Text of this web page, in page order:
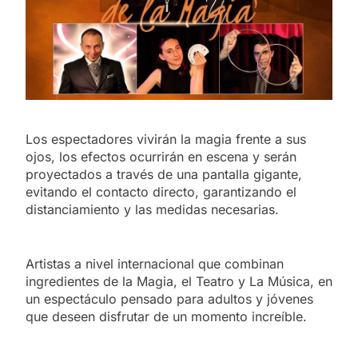
Los espectadores vivirán la magia frente a sus
ojos, los efectos ocurrirán en escena y serán
proyectados a través de una pantalla gigante,
evitando el contacto directo, garantizando el
distanciamiento y las medidas necesarias.
Artistas a nivel internacional que combinan
ingredientes de la Magia, el Teatro y La Música, en
un espectáculo pensado para adultos y jóvenes
que deseen disfrutar de un momento increíble.